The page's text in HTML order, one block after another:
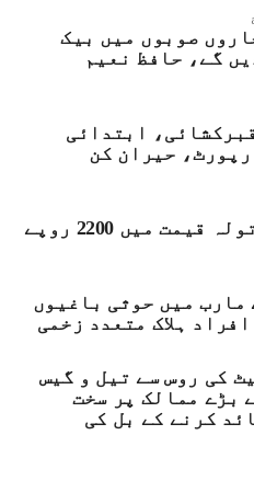
چاروں صوبوں میں بیک
گے، حافظ نعیم
ابتدائی
حیران کن
سونے کی فی تولہ قیمت میں 2200 روپے
مارب میں حوثی باغیوں
کی روس سے تیل و گیس
بڑے ممالک پر سخت
کرنے کے بل کی